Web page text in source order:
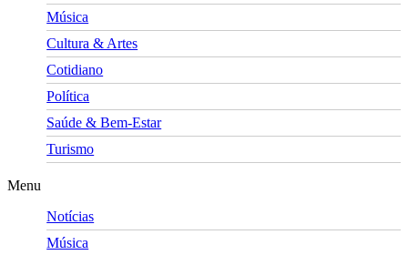
Música
Cultura & Artes
Cotidiano
Política
Saúde & Bem-Estar
Turismo
Menu
Notícias
Música